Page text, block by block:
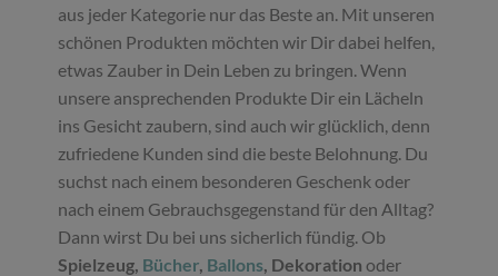
aus jeder Kategorie nur das Beste an. Mit unseren
schönen Produkten möchten wir Dir dabei helfen,
etwas Zauber in Dein Leben zu bringen. Wenn
unsere ansprechenden Produkte Dir ein Lächeln
ins Gesicht zaubern, sind auch wir glücklich, denn
zufriedene Kunden sind die beste Belohnung. Du
suchst nach einem besonderen Geschenk oder
nach einem Gebrauchsgegenstand für den Alltag?
Dann wirst Du bei uns sicherlich fündig. Ob
Spielzeug, Bücher, Ballons, Dekoration oder